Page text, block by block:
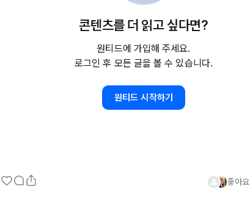
콘텐츠를 더 읽고 싶다면?
원티드에 가입해 주세요.
로그인 후 모든 글을 볼 수 있습니다.
원티드 시작하기
좋아요